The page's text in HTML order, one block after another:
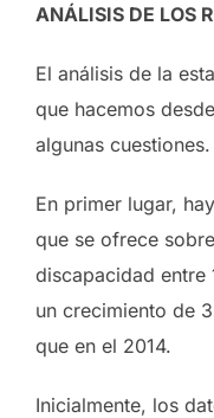
ANÁLISIS DE LOS
El análisis de la
que hacemos
algunas cuestiones.
En primer lugar,
que se ofrece
discapacidad entre
un crecimiento de
que en el 2014.
Inicialmente, los